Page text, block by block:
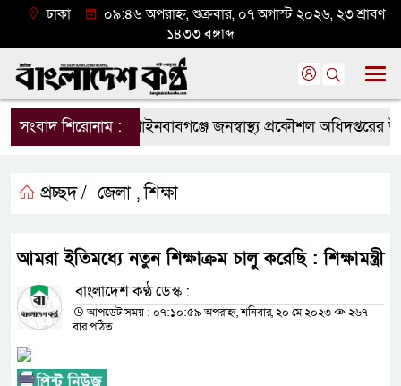
ঢাকা
০৯:৪৬ অপরাহ্ন, শুক্রবার, ০৭ অগাস্ট ২০২৬, ২৩ শ্রাবণ
১৪৩৩ বঙ্গাব্দ
সংবাদ শিরোনাম :চাঁপাইনবাবগঞ্জে জনস্বাস্থ্য প্রকৌশল অধিদপ্তরের
প্রচ্ছদ / জেলা ,শিক্ষা
আমরা ইতিমধ্যে নতুন শিক্ষাক্রম চালু করেছি : শিক্ষামন্ত্রী
বাংলাদেশ কণ্ঠ ডেস্ক :
আপডেট সময় : ০৭:১০:৫৯ অপরাহ্ন, শনিবার, ২০ মে ২০২৩
২৬৭
বার পঠিত